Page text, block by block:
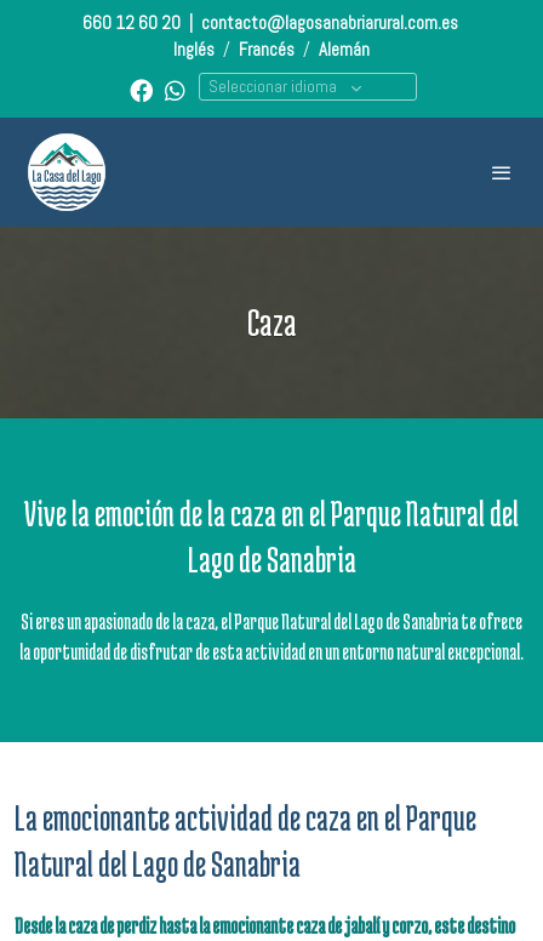
660 12 60 20
contacto@lagosanabriarural.com.es
Inglés / Francés / Alemán
Seleccionar idioma
Caza
Vive la emoción de la caza en el Parque Natural del
Lago de Sanabria
Si eres un apasionado de la caza, el Parque Natural del Lago de Sanabria te ofrece
la oportunidad de disfrutar de esta actividad en un entorno natural excepcional.
La emocionante actividad de caza en el Parque
Natural del Lago de Sanabria
Desde la caza de perdiz hasta la emocionante caza de jabalí y corzo, este destino